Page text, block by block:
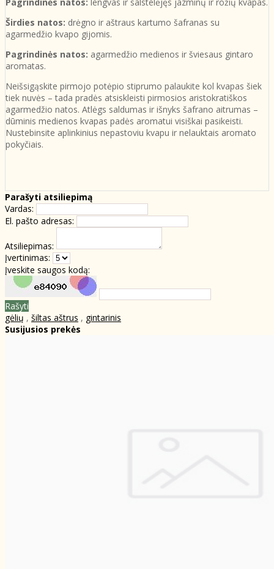
Širdies natos: drėgno ir aštraus kartumo šafranas su
agarmedžio kvapo gijomis.
Pagrindinės natos: agarmedžio medienos ir šviesaus gintaro
aromatas.
Neišsigąskite pirmojo potėpio stiprumo palaukite kol kvapas šiek
tiek nuvės – tada pradės atsiskleisti pirmosios aristokratiškos
agarmedžio natos. Atlėgs saldumas ir išnyks šafrano aitrumas –
dūminis medienos kvapas padės aromatui visiškai pasikeisti.
Nustebinsite aplinkinius nepastoviu kvapu ir nelauktais aromato
pokyčiais.
Parašyti atsiliepimą
Vardas:
El. pašto adresas:
Atsiliepimas:
Įvertinimas:
Įveskite saugos kodą:
Rašyti
gėlių , šiltas aštrus , gintarinis
Susijusios prekės